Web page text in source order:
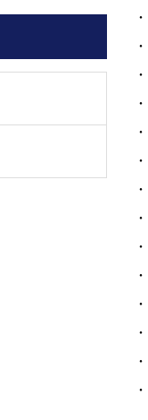
・
・
・
・
・
・
・
・
・
・
・
・
・
・